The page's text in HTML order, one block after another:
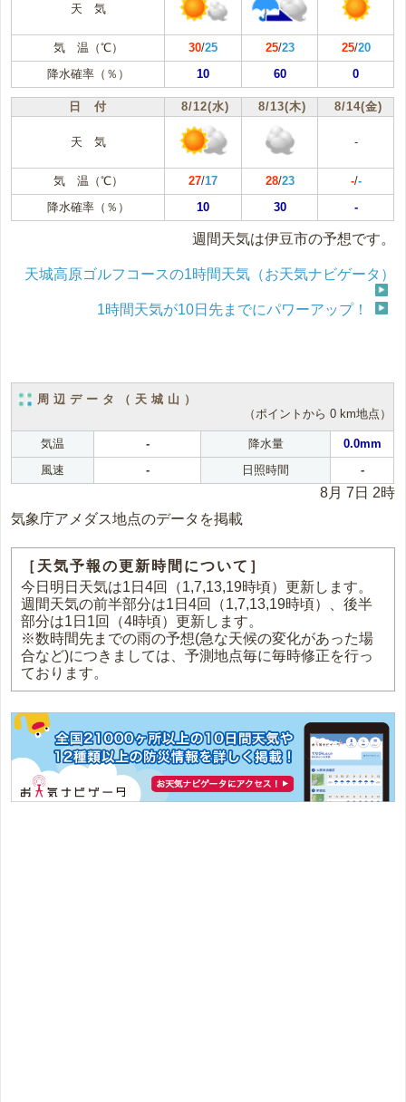
天 気
気 温（℃） 30/25 25/23 25/20
降水確率（％）
10 60 0
日 付 8/12(水) 8/13(木) 8/14(金)
天 気 -
気 温（℃） 27/17 28/23 -/-
降水確率（％）
10 30 -
週間天気は伊豆市の予想です。
天城高原ゴルフコースの1時間天気（お天気ナビゲータ）
1時間天気が10日先までにパワーアップ！
周辺データ（天城山）
（ポイントから 0 km地点）
気温 - 降水量
0.0mm
風速
- 日照時間 -
8月 7日 2時
気象庁アメダス地点のデータを掲載
［天気予報の更新時間について］
今日明日天気は1日4回（1,7,13,19時頃）更新します。
週間天気の前半部分は1日4回（1,7,13,19時頃）、後半
部分は1日1回（4時頃）更新します。
※数時間先までの雨の予想(急な天候の変化があった場
合など)につきましては、予測地点毎に毎時修正を行っ
ております。